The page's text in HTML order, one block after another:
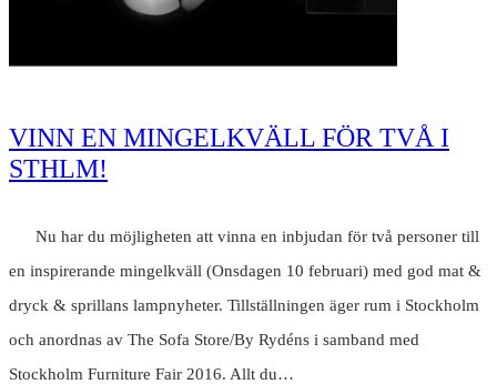
VINN EN MINGELKVÄLL FÖR TVÅ I
STHLM!
Nu har du möjligheten att vinna en inbjudan för två personer till
en inspirerande mingelkväll (Onsdagen 10 februari) med god mat &
dryck & sprillans lampnyheter. Tillställningen äger rum i Stockholm
och anordnas av The Sofa Store/By Rydéns i samband med
Stockholm Furniture Fair 2016. Allt du…